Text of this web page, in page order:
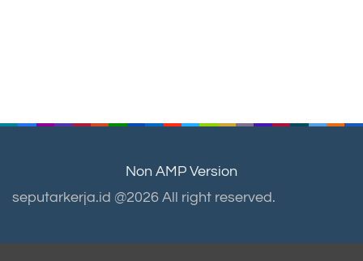
Non AMP Version
seputarkerja.id @2026 All right reserved.